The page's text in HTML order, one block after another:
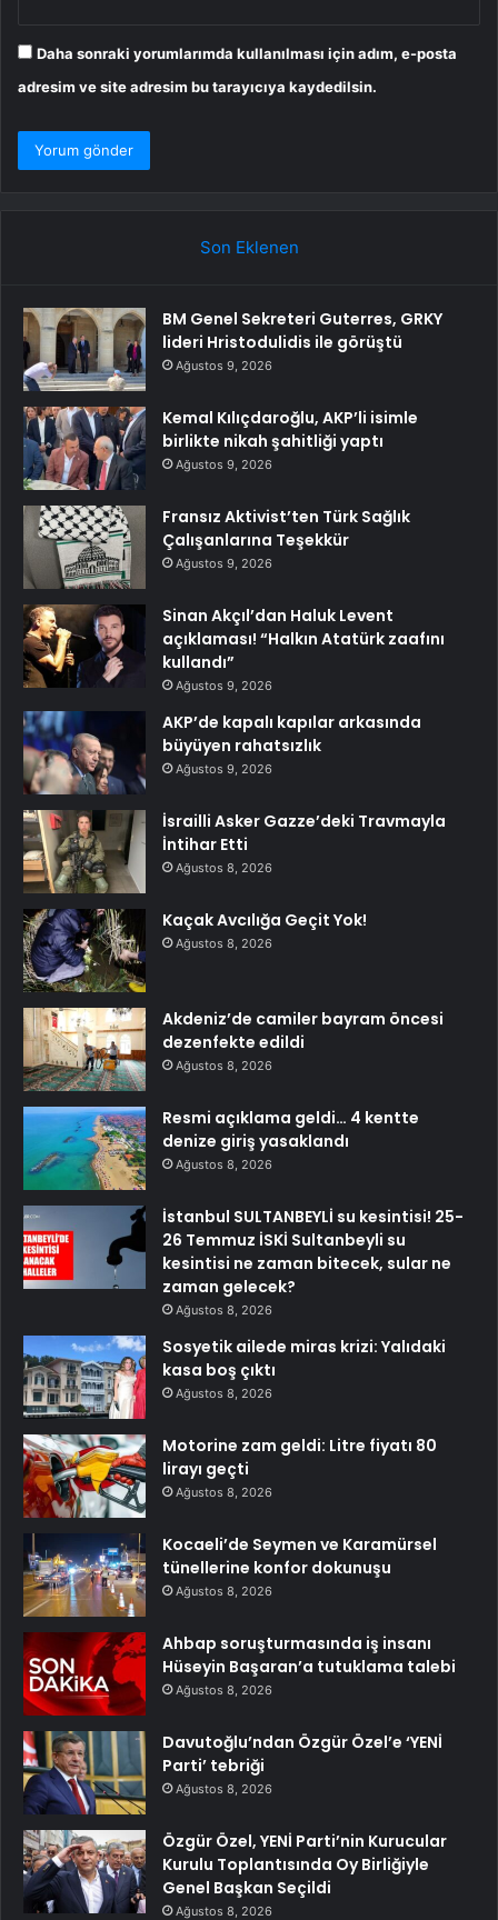
Daha sonraki yorumlarımda kullanılması için adım, e-posta
adresim ve site adresim bu tarayıcıya kaydedilsin.
Son Eklenen
BM Genel Sekreteri Guterres, GRKY
lideri Hristodulidis ile görüştü
Ağustos 9, 2026
Kemal Kılıçdaroğlu, AKP’li isimle
birlikte nikah şahitliği yaptı
Ağustos 9, 2026
Fransız Aktivist’ten Türk Sağlık
Çalışanlarına Teşekkür
Ağustos 9, 2026
Sinan Akçıl’dan Haluk Levent
açıklaması! “Halkın Atatürk zaafını
kullandı”
Ağustos 9, 2026
AKP’de kapalı kapılar arkasında
büyüyen rahatsızlık
Ağustos 9, 2026
İsrailli Asker Gazze’deki Travmayla
İntihar Etti
Ağustos 8, 2026
Kaçak Avcılığa Geçit Yok!
Ağustos 8, 2026
Akdeniz’de camiler bayram öncesi
dezenfekte edildi
Ağustos 8, 2026
Resmi açıklama geldi… 4 kentte
denize giriş yasaklandı
Ağustos 8, 2026
İstanbul SULTANBEYLİ su kesintisi! 25-
26 Temmuz İSKİ Sultanbeyli su
kesintisi ne zaman bitecek, sular ne
zaman gelecek?
Ağustos 8, 2026
Sosyetik ailede miras krizi: Yalıdaki
kasa boş çıktı
Ağustos 8, 2026
Motorine zam geldi: Litre fiyatı 80
lirayı geçti
Ağustos 8, 2026
Kocaeli’de Seymen ve Karamürsel
tünellerine konfor dokunuşu
Ağustos 8, 2026
Ahbap soruşturmasında iş insanı
Hüseyin Başaran’a tutuklama talebi
Ağustos 8, 2026
Davutoğlu’ndan Özgür Özel’e ‘YENİ
Parti’ tebriği
Ağustos 8, 2026
Özgür Özel, YENİ Parti’nin Kurucular
Kurulu Toplantısında Oy Birliğiyle
Genel Başkan Seçildi
Ağustos 8, 2026